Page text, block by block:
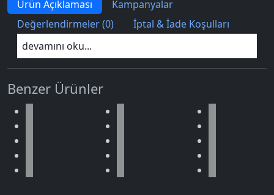
Ürün Açıklaması
Kampanyalar
Değerlendirmeler (0)
İptal & İade Koşulları
devamını oku...
Benzer Ürünler